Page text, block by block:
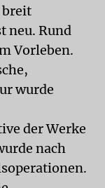
breit
neu. Rund
Vorleben.
wurde
der Werke
nach